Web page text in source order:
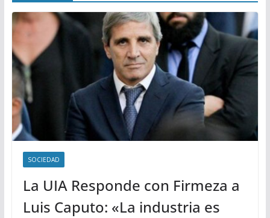
SOCIEDAD
La UIA Responde con Firmeza a
Luis Caputo: «La industria es